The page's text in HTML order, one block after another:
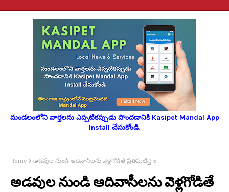
మండలంలోని వార్తలను ఎప్పటికప్పుడు పొందడానికి Kasipet Mandal App
Install చేసుకోండి.
Home అడవుల నుండి ఆదివాసీలను వెళ్లగోడితే ప్రతిఘటిస్తాం
అడవుల నుండి ఆదివాసీలను వెళ్లగోడితే